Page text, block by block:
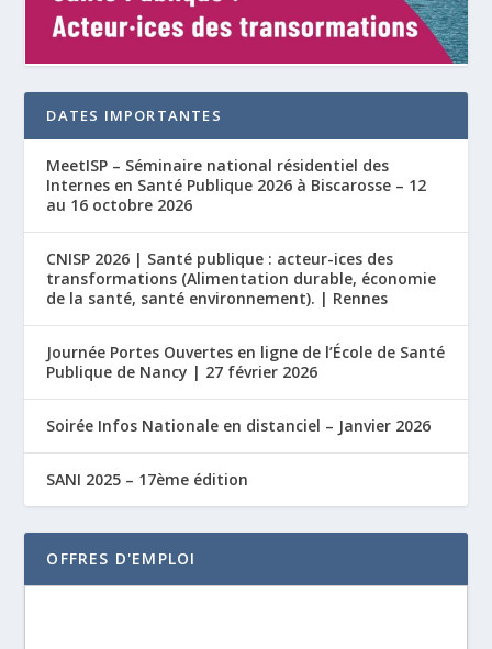
DATES IMPORTANTES
MeetISP – Séminaire national résidentiel des
Internes en Santé Publique 2026 à Biscarosse – 12
au 16 octobre 2026
CNISP 2026 | Santé publique : acteur-ices des
transformations (Alimentation durable, économie
de la santé, santé environnement). | Rennes
Journée Portes Ouvertes en ligne de l’École de Santé
Publique de Nancy | 27 février 2026
Soirée Infos Nationale en distanciel – Janvier 2026
SANI 2025 – 17ème édition
OFFRES D'EMPLOI